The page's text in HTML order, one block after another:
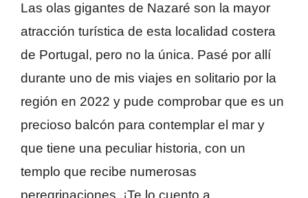
Las olas gigantes de Nazaré son la mayor
atracción turística de esta localidad costera
de Portugal, pero no la única. Pasé por allí
durante uno de mis viajes en solitario por la
región en 2022 y pude comprobar que es un
precioso balcón para contemplar el mar y
que tiene una peculiar historia, con un
templo que recibe numerosas
peregrinaciones. ¡Te lo cuento a